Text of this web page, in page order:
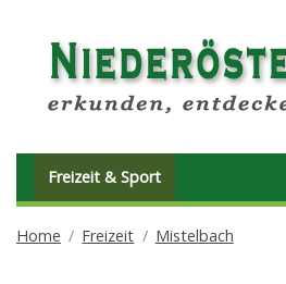
Freizeit & Sport
Home Freizeit Mistelbach